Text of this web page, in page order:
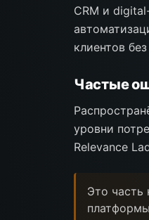
CRM и
клиентов
Частые
уровни
Relevance
Это часть